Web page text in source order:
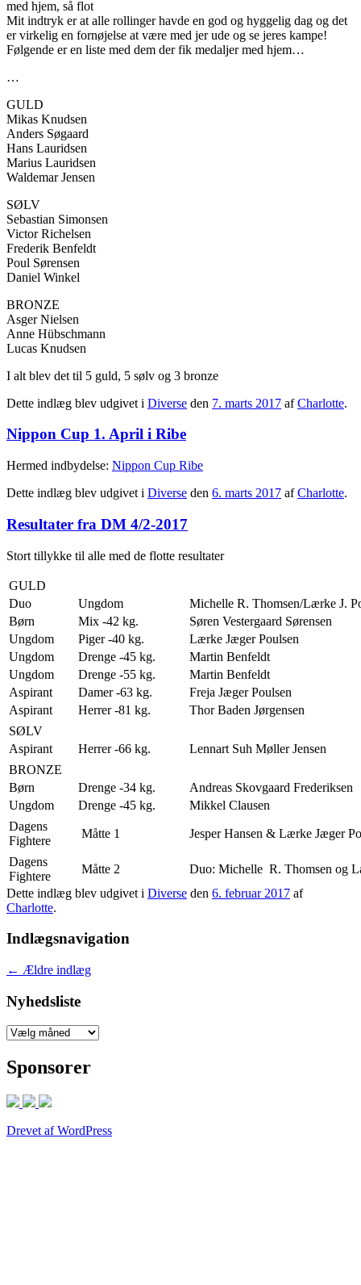
med hjem, så flot
Mit indtryk er at alle rollinger havde en god og hyggelig dag og det
er virkelig en fornøjelse at være med jer ude og se jeres kampe!
Følgende er en liste med dem der fik medaljer med hjem…
…
GULD
Mikas Knudsen
Anders Søgaard
Hans Lauridsen
Marius Lauridsen
Waldemar Jensen
SØLV
Sebastian Simonsen
Victor Richelsen
Frederik Benfeldt
Poul Sørensen
Daniel Winkel
BRONZE
Asger Nielsen
Anne Hübschmann
Lucas Knudsen
I alt blev det til 5 guld, 5 sølv og 3 bronze
Dette indlæg blev udgivet i Diverse den 7. marts 2017 afCharlotte.
Nippon Cup 1. April i Ribe
Hermed indbydelse: Nippon Cup Ribe
Dette indlæg blev udgivet i Diverse den 6. marts 2017 afCharlotte.
Resultater fra DM 4/2-2017
Stort tillykke til alle med de flotte resultater
GULD
Duo
Ungdom
Michelle R. Thomsen/Lærke J.
Børn
Mix -42 kg.
Søren Vestergaard Sørensen
Ungdom
Piger -40 kg.
Lærke Jæger Poulsen
Ungdom
Drenge -45 kg.
Martin Benfeldt
Ungdom
Drenge -55 kg.
Martin Benfeldt
Aspirant
Damer -63 kg.
Freja Jæger Poulsen
Aspirant
Herrer -81 kg.
Thor Baden Jørgensen
SØLV
Aspirant
Herrer -66 kg.
Lennart Suh Møller Jensen
BRONZE
Børn
Drenge -34 kg.
Andreas Skovgaard Frederiksen
Ungdom
Drenge -45 kg.
Mikkel Clausen
Dagens
Fightere
Måtte 1 Jesper Hansen & Lærke Jæger
Dagens
Fightere
Måtte 2
Duo: Michelle R. Thomsen og
Dette indlæg blev udgivet i Diverse den 6. februar 2017 af
Charlotte.
Indlægsnavigation
← Ældre indlæg
Nyhedsliste
Nyhedsliste
Sponsorer
Drevet af WordPress